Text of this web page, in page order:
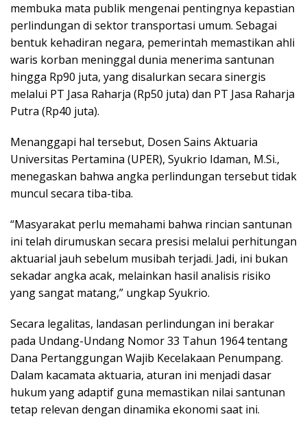
membuka mata publik mengenai pentingnya kepastian
perlindungan di sektor transportasi umum. Sebagai
bentuk kehadiran negara, pemerintah memastikan ahli
waris korban meninggal dunia menerima santunan
hingga Rp90 juta, yang disalurkan secara sinergis
melalui PT Jasa Raharja (Rp50 juta) dan PT Jasa Raharja
Putra (Rp40 juta).
Menanggapi hal tersebut, Dosen Sains Aktuaria
Universitas Pertamina (UPER), Syukrio Idaman, M.Si.,
menegaskan bahwa angka perlindungan tersebut tidak
muncul secara tiba-tiba.
“Masyarakat perlu memahami bahwa rincian santunan
ini telah dirumuskan secara presisi melalui perhitungan
aktuarial jauh sebelum musibah terjadi. Jadi, ini bukan
sekadar angka acak, melainkan hasil analisis risiko
yang sangat matang,” ungkap Syukrio.
Secara legalitas, landasan perlindungan ini berakar
pada Undang-Undang Nomor 33 Tahun 1964 tentang
Dana Pertanggungan Wajib Kecelakaan Penumpang.
Dalam kacamata aktuaria, aturan ini menjadi dasar
hukum yang adaptif guna memastikan nilai santunan
tetap relevan dengan dinamika ekonomi saat ini.